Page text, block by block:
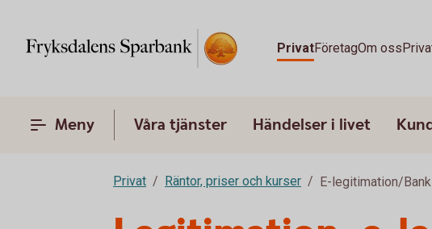
PrivatFöretagOm oss
Meny Våra tjänster Händelser i livet
Privat Räntor, priser och kurser E-legitimation/